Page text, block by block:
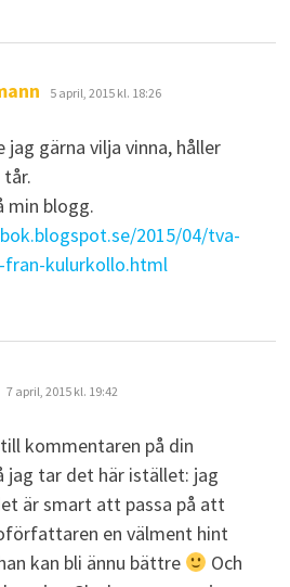
skriver:
5 april, 2015 kl. 18:26
jag gärna vilja vinna, håller
min blogg.
2015/04/tva-
kulurkollo.html
skriver:
7 april, 2015 kl. 19:42
kommentaren på din
jag tar det här istället: jag
är smart att passa på att
en välment hint
kan bli ännu bättre
Och